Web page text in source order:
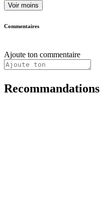
Voir moins
Commentaires
Ajoute ton commentaire
Recommandations